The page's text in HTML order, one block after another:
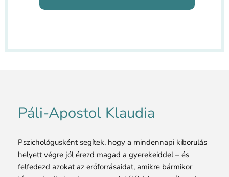
Páli-Apostol Klaudia
Pszichológusként segítek, hogy a mindennapi kiborulás
helyett végre jól érezd magad a gyerekeiddel – és
felfedezd azokat az erőforrásaidat, amikre bármikor